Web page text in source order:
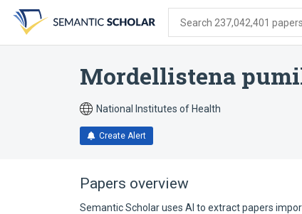
search
form
content
account
menu
Search 237,042,401
Mordellistena
National Institutes of Health
Create Alert
Papers overview
Semantic Scholar uses AI to extract papers